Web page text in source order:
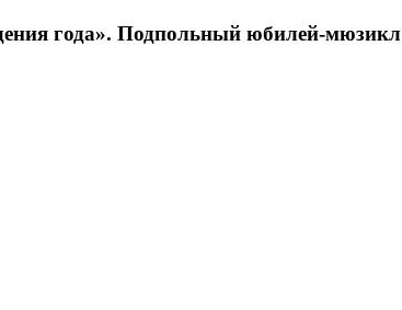
года». Подпольный юбилей-мюзикл